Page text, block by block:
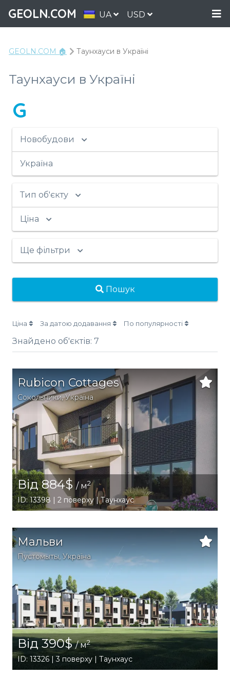
GEOLN.COM UA USD
GEOLN.COM 🏠 Таунхауси в Україні
Таунхауси в Україні
G
Новобудови
Україна
Тип об'єкту
Ціна
Ще фільтри
Пошук
Ціна За датою додавання По популярності
Знайдено об'єктів: 7
Rubicon Cottages
Сокольники,Україна
Від 884$ / м2
ID: 13398 | 2 поверху | Таунхаус
Мальви
Пустомыты,Україна
Від 390$/ м2
ID: 13326 | 3 поверху | Таунхаус